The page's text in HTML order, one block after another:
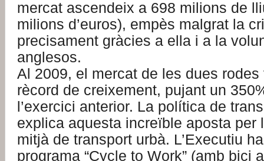
mercat ascendeix a 698 milions de
milions d’euros), empès malgrat la
precisament gràcies a ella i a la
anglesos.
Al 2009, el mercat de les dues rodes
rècord de creixement, pujant un
l’exercici anterior. La política de
explica aquesta increïble aposta per
mitjà de transport urbà. L’Executiu
programa “Cycle to Work” (amb bici